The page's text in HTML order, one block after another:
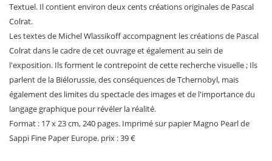
Textuel. Il contient environ deux cents créations originales de Pascal
Colrat.
Les textes de Michel Wlassikoff accompagnent les créations de Pascal
Colrat dans le cadre de cet ouvrage et également au sein de
l'exposition. Ils forment le contrepoint de cette recherche visuelle ; Ils
parlent de la Biélorussie, des conséquences de Tchernobyl, mais
également des limites du spectacle des images et de l'importance du
langage graphique pour révéler la réalité.
Format : 17 x 23 cm, 240 pages. Imprimé sur papier Magno Pearl de
Sappi Fine Paper Europe. prix : 39 €